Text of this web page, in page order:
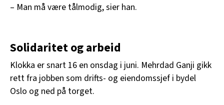
– Man må være tålmodig, sier han.
Solidaritet og arbeid
Klokka er snart 16 en onsdag i juni. Mehrdad Ganji gikk
rett fra jobben som drifts- og eiendomssjef i bydel
Oslo og ned på torget.